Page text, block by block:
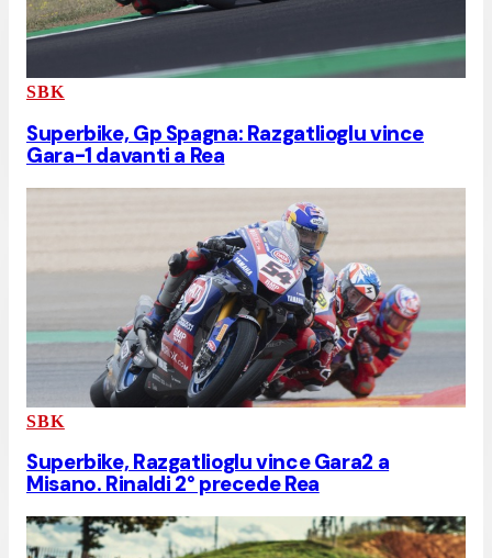
SBK
Superbike, Gp Spagna: Razgatlioglu vince
Gara-1 davanti a Rea
SBK
Superbike, Razgatlioglu vince Gara2 a
Misano. Rinaldi 2° precede Rea